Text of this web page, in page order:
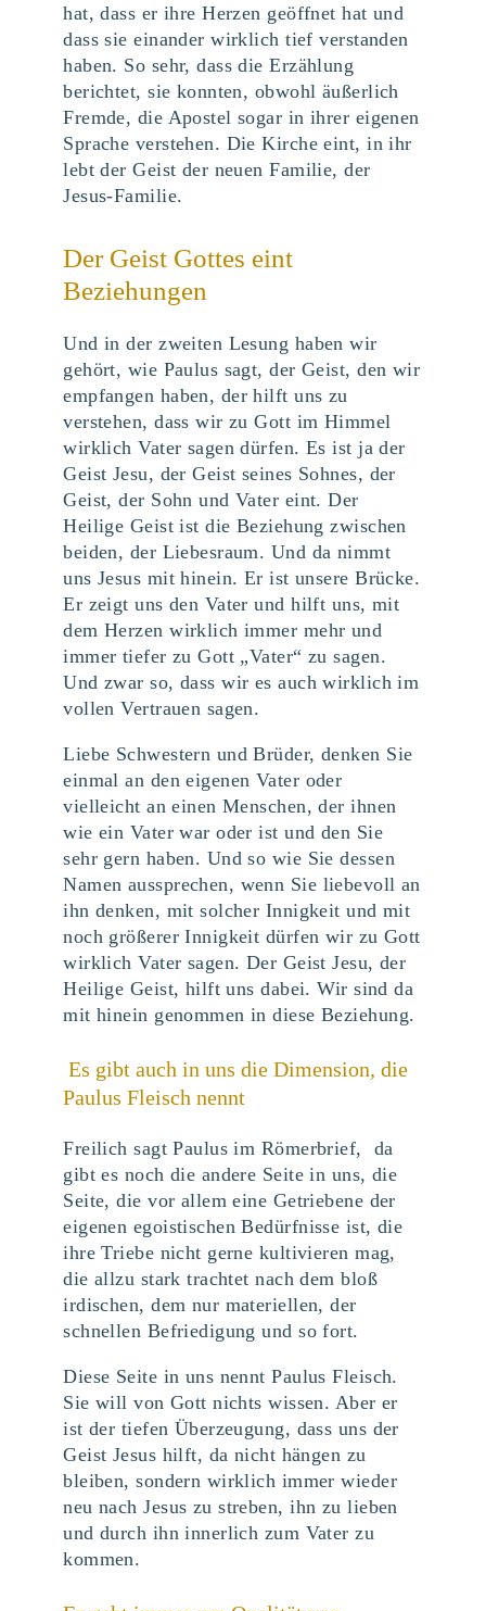
hat, dass er ihre Herzen geöffnet hat und
dass sie einander wirklich tief verstanden
haben. So sehr, dass die Erzählung
berichtet, sie konnten, obwohl äußerlich
Fremde, die Apostel sogar in ihrer eigenen
Sprache verstehen. Die Kirche eint, in ihr
lebt der Geist der neuen Familie, der
Jesus-Familie.
Der Geist Gottes eint
Beziehungen
Und in der zweiten Lesung haben wir
gehört, wie Paulus sagt, der Geist, den wir
empfangen haben, der hilft uns zu
verstehen, dass wir zu Gott im Himmel
wirklich Vater sagen dürfen. Es ist ja der
Geist Jesu, der Geist seines Sohnes, der
Geist, der Sohn und Vater eint. Der
Heilige Geist ist die Beziehung zwischen
beiden, der Liebesraum. Und da nimmt
uns Jesus mit hinein. Er ist unsere Brücke.
Er zeigt uns den Vater und hilft uns, mit
dem Herzen wirklich immer mehr und
immer tiefer zu Gott „Vater“ zu sagen.
Und zwar so, dass wir es auch wirklich im
vollen Vertrauen sagen.
Liebe Schwestern und Brüder, denken Sie
einmal an den eigenen Vater oder
vielleicht an einen Menschen, der ihnen
wie ein Vater war oder ist und den Sie
sehr gern haben. Und so wie Sie dessen
Namen aussprechen, wenn Sie liebevoll an
ihn denken, mit solcher Innigkeit und mit
noch größerer Innigkeit dürfen wir zu Gott
wirklich Vater sagen. Der Geist Jesu, der
Heilige Geist, hilft uns dabei. Wir sind da
mit hinein genommen in diese Beziehung.
Es gibt auch in uns die Dimension, die
Paulus Fleisch nennt
Freilich sagt Paulus im Römerbrief, da
gibt es noch die andere Seite in uns, die
Seite, die vor allem eine Getriebene der
eigenen egoistischen Bedürfnisse ist, die
ihre Triebe nicht gerne kultivieren mag,
die allzu stark trachtet nach dem bloß
irdischen, dem nur materiellen, der
schnellen Befriedigung und so fort.
Diese Seite in uns nennt Paulus Fleisch.
Sie will von Gott nichts wissen. Aber er
ist der tiefen Überzeugung, dass uns der
Geist Jesus hilft, da nicht hängen zu
bleiben, sondern wirklich immer wieder
neu nach Jesus zu streben, ihn zu lieben
und durch ihn innerlich zum Vater zu
kommen.